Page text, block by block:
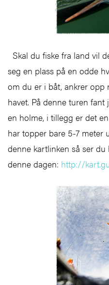
Skal du fiske fra land vil
seg en plass på en odde
om du er i båt, ankrer opp
havet. På denne turen
en holme, i tillegg er det
har topper bare 5-7 meter
denne kartlinken så ser
denne dagen: http://